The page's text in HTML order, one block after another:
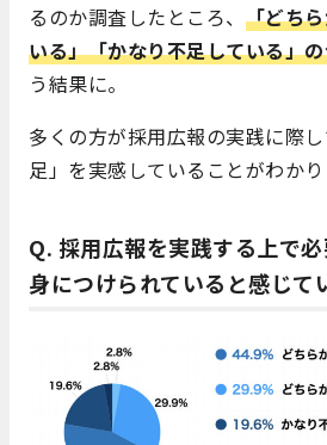
るのか調査したところ、 「どち
いる」「かなり不足している」
う結果に。
多くの方が採用広報の実践に際
足」を実感していることがわかり
Q. 採用広報を実践する上で
身につけられていると感じて